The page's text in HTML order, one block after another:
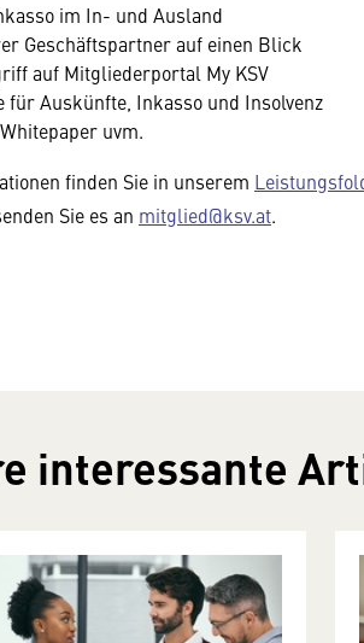
im In- und Ausland
Geschäftspartner auf einen Blick
auf Mitgliederportal My KSV
für Auskünfte, Inkasso und Insolvenz
uvm.
finden Sie in unserem
Sie es an mitglied@ksv.at.
interessante